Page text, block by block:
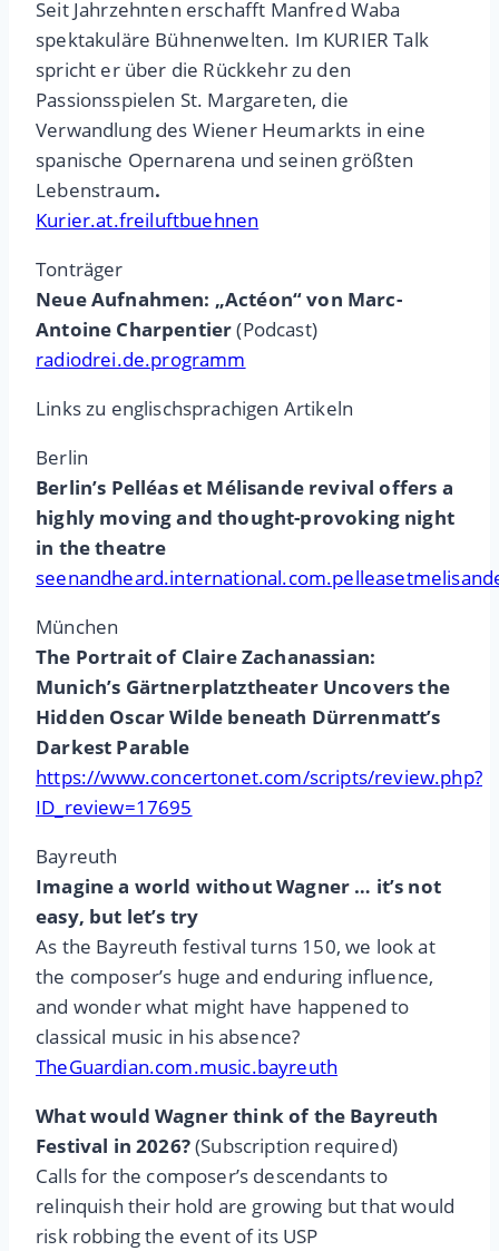
Seit Jahrzehnten erschafft Manfred Waba
spektakuläre Bühnenwelten. Im KURIER Talk
spricht er über die Rückkehr zu den
Passionsspielen St. Margareten, die
Verwandlung des Wiener Heumarkts in eine
spanische Opernarena und seinen größten
Lebenstraum.
Kurier.at.freiluftbuehnen
Tonträger
Neue Aufnahmen: „Actéon“ von Marc-
Antoine Charpentier(Podcast)
radiodrei.de.programm
Links zu englischsprachigen Artikeln
Berlin
Berlin’s Pelléas et Mélisande revival offers a
highly moving and thought-provoking night
in the theatre
München
The Portrait of Claire Zachanassian:
Munich’s Gärtnerplatztheater Uncovers the
Hidden Oscar Wilde beneath Dürrenmatt’s
Darkest Parable
https://www.concertonet.com/scripts/review.php?
ID_review=17695
Bayreuth
Imagine a world without Wagner … it’s not
easy, but let’s try
As the Bayreuth festival turns 150, we look at
the composer’s huge and enduring influence,
and wonder what might have happened to
classical music in his absence?
TheGuardian.com.music.bayreuth
What would Wagner think of the Bayreuth
Festival in 2026?(Subscription required)
Calls for the composer’s descendants to
relinquish their hold are growing but that would
risk robbing the event of its USP